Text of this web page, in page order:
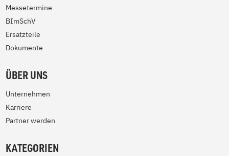
Messetermine
BImSchV
Ersatzteile
Dokumente
ÜBER UNS
Unternehmen
Karriere
Partner werden
KATEGORIEN